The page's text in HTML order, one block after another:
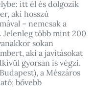
itt él és dolgozik
aki hosszú
– nemcsak a
több mint 200
sokan
aki a javításokat
gyorsan is végzi.
a Mészáros
bővebb